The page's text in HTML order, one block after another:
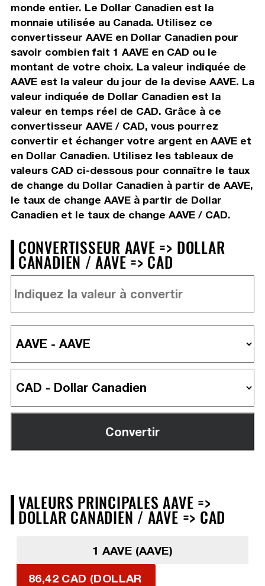
monde entier. Le Dollar Canadien est la
monnaie utilisée au Canada. Utilisez ce
convertisseur AAVE en Dollar Canadien pour
savoir combien fait 1 AAVE en CAD ou le
montant de votre choix. La valeur indiquée de
AAVE est la valeur du jour de la devise AAVE. La
valeur indiquée de Dollar Canadien est la
valeur en temps réel de CAD. Grâce à ce
convertisseur AAVE / CAD, vous pourrez
convertir et échanger votre argent en AAVE et
en Dollar Canadien. Utilisez les tableaux de
valeurs CAD ci-dessous pour connaître le taux
de change du Dollar Canadien à partir de AAVE,
le taux de change AAVE à partir de Dollar
Canadien et le taux de change AAVE / CAD.
CONVERTISSEUR AAVE => DOLLAR
CANADIEN / AAVE => CAD
VALEURS PRINCIPALES AAVE =>
DOLLAR CANADIEN / AAVE => CAD
1 AAVE (AAVE)
86,42 CAD (DOLLAR